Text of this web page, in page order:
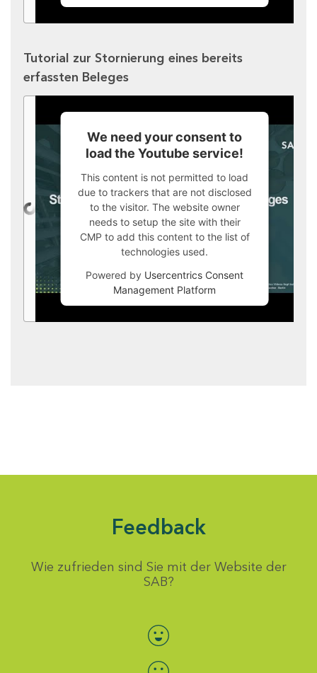
Tutorial zur Stornierung eines bereits
erfassten Beleges
We need your consent to
load the Youtube service!
This content is not permitted to load
due to trackers that are not disclosed
to the visitor. The website owner
needs to setup the site with their
CMP to add this content to the list of
technologies used.
Powered by Usercentrics Consent
Management Platform
Feedback
Wie zufrieden sind Sie mit der Website der
SAB?
Bewertung auswählen